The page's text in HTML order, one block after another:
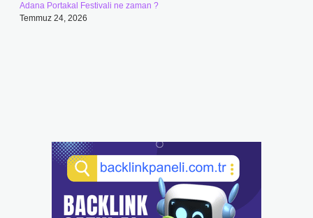
Adana Portakal Festivali ne zaman ?
Temmuz 24, 2026